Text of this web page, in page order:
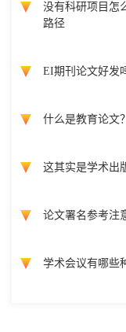
没有科研项目怎
路径
EI期刊论文好发
什么是教育论文
这其实是学术出
论文署名参考注
学术会议有哪些